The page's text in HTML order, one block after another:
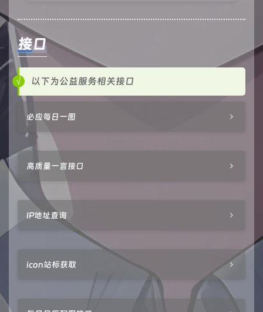
接口
以下为公益服务相关接口
必应每日一图
高质量一言接口
IP地址查询
icon站标获取